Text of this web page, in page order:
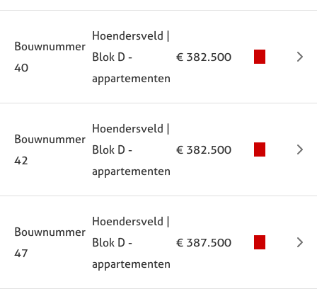
Bouwnummer
40
Hoendersveld |
Blok D -
appartementen
€ 382.500
Bouwnummer
42
Hoendersveld |
Blok D -
appartementen
€ 382.500
Bouwnummer
47
Hoendersveld |
Blok D -
appartementen
€ 387.500